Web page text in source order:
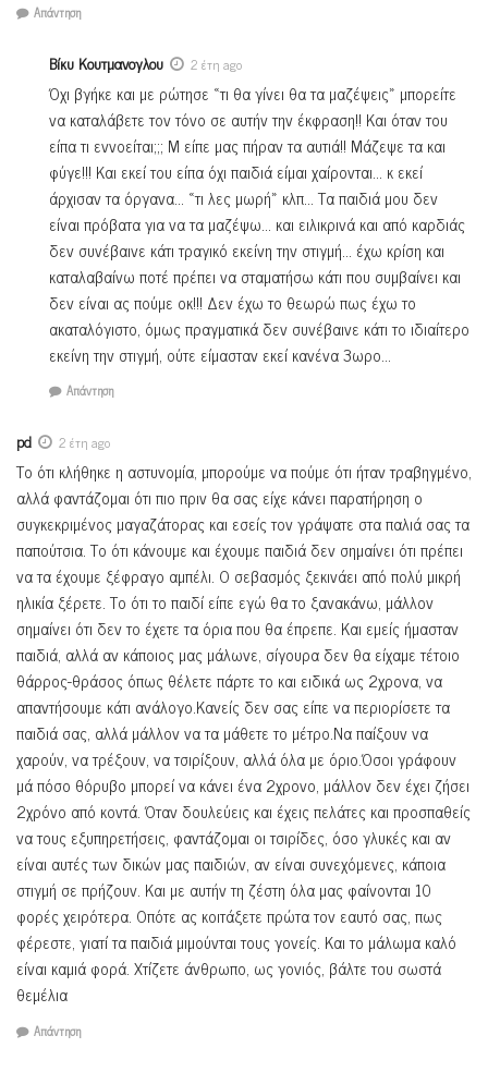
Απάντηση
Βίκυ Κουτμανογλου 2 έτη ago
Όχι βγήκε και με ρώτησε «τι θα γίνει θα τα μαζέψεις» μπορείτε
να καταλάβετε τον τόνο σε αυτήν την έκφραση!! Και όταν του
είπα τι εννοείται;;; Μ είπε μας πήραν τα αυτιά!! Μάζεψε τα και
φύγε!!! Και εκεί του είπα όχι παιδιά είμαι χαίρονται… κ εκεί
άρχισαν τα όργανα… «τι λες μωρή» κλπ… Τα παιδιά μου δεν
είναι πρόβατα για να τα μαζέψω… και ειλικρινά και από καρδιάς
δεν συνέβαινε κάτι τραγικό εκείνη την στιγμή… έχω κρίση και
καταλαβαίνω ποτέ πρέπει να σταματήσω κάτι που συμβαίνει και
δεν είναι ας πούμε οκ!!! Δεν έχω το θεωρώ πως έχω το
ακαταλόγιστο, όμως πραγματικά δεν συνέβαινε κάτι το ιδιαίτερο
εκείνη την στιγμή, ούτε είμασταν εκεί κανένα 3ωρο…
Απάντηση
pd 2 έτη ago
Το ότι κλήθηκε η αστυνομία, μπορούμε να πούμε ότι ήταν τραβηγμένο,
αλλά φαντάζομαι ότι πιο πριν θα σας είχε κάνει παρατήρηση ο
συγκεκριμένος μαγαζάτορας και εσείς τον γράψατε στα παλιά σας τα
παπούτσια. Το ότι κάνουμε και έχουμε παιδιά δεν σημαίνει ότι πρέπει
να τα έχουμε ξέφραγο αμπέλι. Ο σεβασμός ξεκινάει από πολύ μικρή
ηλικία ξέρετε. Το ότι το παιδί είπε εγώ θα το ξανακάνω, μάλλον
σημαίνει ότι δεν το έχετε τα όρια που θα έπρεπε. Και εμείς ήμασταν
παιδιά, αλλά αν κάποιος μας μάλωνε, σίγουρα δεν θα είχαμε τέτοιο
θάρρος-θράσος όπως θέλετε πάρτε το και ειδικά ως 2χρονα, να
απαντήσουμε κάτι ανάλογο.Κανείς δεν σας είπε να περιορίσετε τα
παιδιά σας, αλλά μάλλον να τα μάθετε το μέτρο.Να παίξουν να
χαρούν, να τρέξουν, να τσιρίξουν, αλλά όλα με όριο.Όσοι γράφουν
μά πόσο θόρυβο μπορεί να κάνει ένα 2χρονο, μάλλον δεν έχει ζήσει
2χρόνο από κοντά. Όταν δουλεύεις και έχεις πελάτες και προσπαθείς
να τους εξυπηρετήσεις, φαντάζομαι οι τσιρίδες, όσο γλυκές και αν
είναι αυτές των δικών μας παιδιών, αν είναι συνεχόμενες, κάποια
στιγμή σε πρήζουν. Και με αυτήν τη ζέστη όλα μας φαίνονται 10
φορές χειρότερα. Οπότε ας κοιτάξετε πρώτα τον εαυτό σας, πως
φέρεστε, γιατί τα παιδιά μιμούνται τους γονείς. Και το μάλωμα καλό
είναι καμιά φορά. Χτίζετε άνθρωπο, ως γονιός, βάλτε του σωστά
θεμέλια
Απάντηση